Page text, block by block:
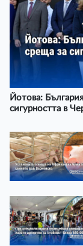
Йотова:
сигурността в